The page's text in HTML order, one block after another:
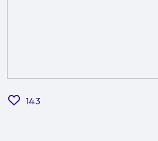
143